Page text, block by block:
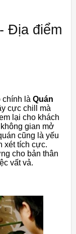
Địa điểm
chính là Quán
cực chill mà
lại cho khách
gian mở
cũng là yếu
xét tích cực.
cho bản thân
vất vả.